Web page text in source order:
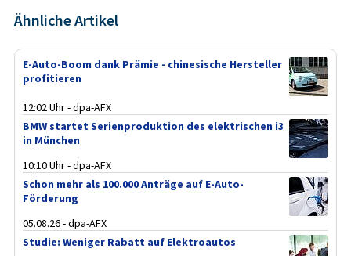
Ähnliche Artikel
E-Auto-Boom dank Prämie - chinesische Hersteller
profitieren
12:02 Uhr - dpa-AFX
BMW startet Serienproduktion des elektrischen i3
in München
10:10 Uhr - dpa-AFX
Schon mehr als 100.000 Anträge auf E-Auto-
Förderung
05.08.26 - dpa-AFX
Studie: Weniger Rabatt auf Elektroautos